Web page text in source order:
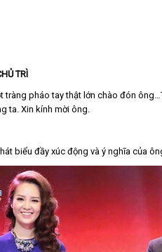
TRÌ
tràng pháo tay thật lớn chào đón
ta. Xin kính mời ông.
biểu đầy xúc động và ý nghĩa của